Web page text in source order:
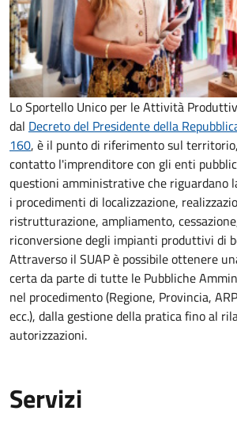
Lo Sportello Unico per le Attività
dal Decreto del Presidente della
160, è il punto di riferimento sul
contatto l'imprenditore con gli enti
questioni amministrative che riguardano
i procedimenti di localizzazione,
ristrutturazione, ampliamento,
riconversione degli impianti produttivi di
Attraverso il SUAP è possibile ottenere
certa da parte di tutte le Pubbliche
nel procedimento (Regione, Provincia,
ecc.), dalla gestione della pratica fino al
autorizzazioni.
Servizi